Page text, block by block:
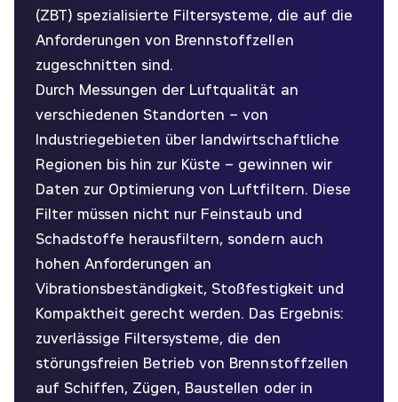
(ZBT) spezialisierte Filtersysteme, die auf die
Anforderungen von Brennstoffzellen
zugeschnitten sind.
Durch Messungen der Luftqualität an
verschiedenen Standorten – von
Industriegebieten über landwirtschaftliche
Regionen bis hin zur Küste – gewinnen wir
Daten zur Optimierung von Luftfiltern. Diese
Filter müssen nicht nur Feinstaub und
Schadstoffe herausfiltern, sondern auch
hohen Anforderungen an
Vibrationsbeständigkeit, Stoßfestigkeit und
Kompaktheit gerecht werden. Das Ergebnis:
zuverlässige Filtersysteme, die den
störungsfreien Betrieb von Brennstoffzellen
auf Schiffen, Zügen, Baustellen oder in